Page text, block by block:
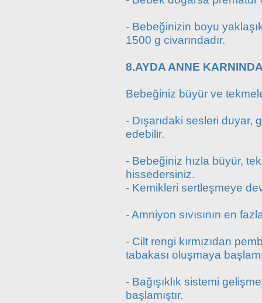
- Bebeğinizin boyu
1500 g civarındadır.
8.AYDA ANNE
Bebeğiniz büyür ve
- Dışarıdaki sesleri duyar,
edebilir.
- Bebeğiniz hızla büyür,
hissedersiniz.
- Kemikleri sertleşmeye
- Amniyon sıvısının en
- Cilt rengi kırmızıdan
tabakası oluşmaya
- Bağışıklık sistemi
başlamıştır.